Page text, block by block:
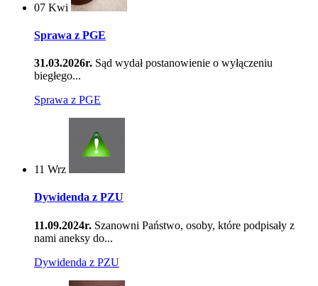
07 Kwi
Sprawa z PGE
31.03.2026r. Sąd wydał postanowienie o wyłączeniu
biegłego...
Sprawa z PGE
11 Wrz
Dywidenda z PZU
11.09.2024r. Szanowni Państwo, osoby, które podpisały z
nami aneksy do...
Dywidenda z PZU